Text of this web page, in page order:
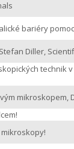
bariéry
Diller,
mikroskopem,
mikroskopy!